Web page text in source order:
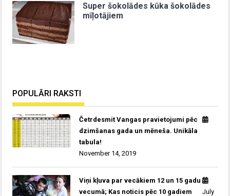
Super šokolādes kūka šokolādes
mīļotājiem
POPULĀRI RAKSTI
Četrdesmit Vangas pravietojumi pēc
dzimšanas gada un mēneša. Unikāla
tabula!
November 14, 2019
Viņi kļuva par vecākiem 12 un 15 gadu
vecumā; Kas noticis pēc 10 gadiem
July